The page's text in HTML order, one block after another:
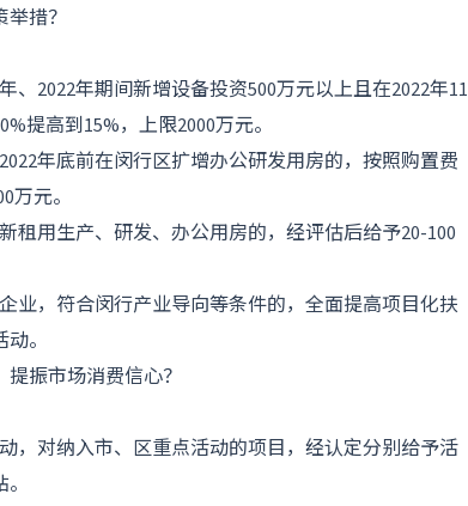
措？
2022年期间新增设备投资500万元以上且在2022年11
提高到15%，上限2000万元。
年底前在闵行区扩增办公研发用房的，按照购置费
元。
租用生产、研发、办公用房的，经评估后给予20-100
业，符合闵行产业导向等条件的，全面提高项目化扶
。
振市场消费信心？
，对纳入市、区重点活动的项目，经认定分别给予活